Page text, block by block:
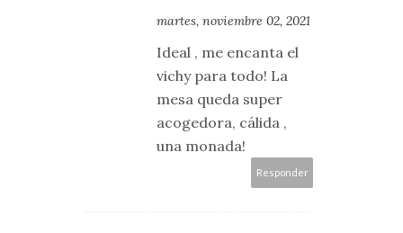
martes, noviembre 02, 2021
Ideal , me encanta el
vichy para todo! La
mesa queda super
acogedora, cálida ,
una monada!
Responder